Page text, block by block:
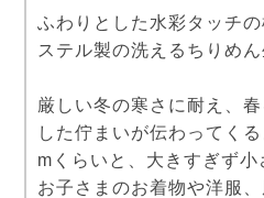
ふわりとした水彩タッチ
ステル製の洗えるちりめん
厳しい冬の寒さに耐え、
した佇まいが伝わってく
mくらいと、大きすぎず小
お子さまのお着物や洋服